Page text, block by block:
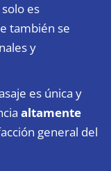
es
también se
y
es única y
altamente
general del